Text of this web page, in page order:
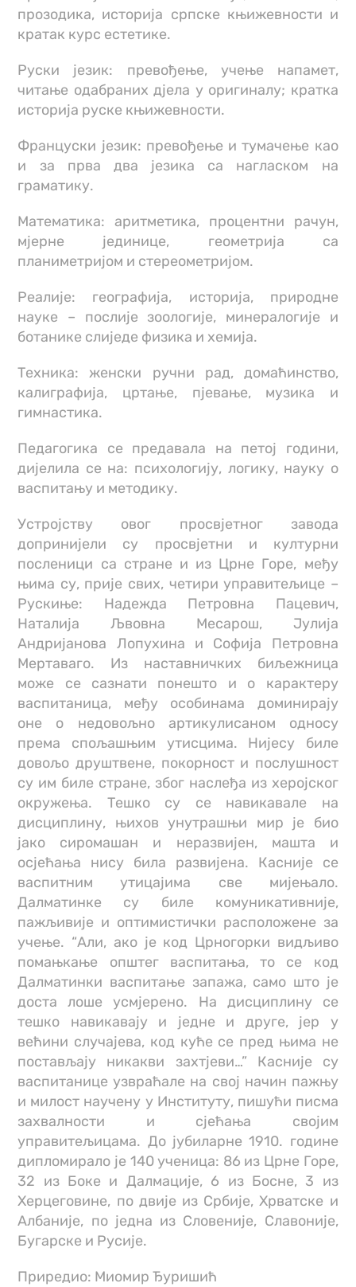
прозодика, историја српске књижевности и
кратак курс естетике.
Руски језик: превођење, учење напамет,
читање одабраних дјела у оригиналу; кратка
историја руске књижевности.
Француски језик: превођење и тумачење као
и за прва два језика са нагласком на
граматику.
Математика: аритметика, процентни рачун,
мјерне јединице, геометрија са
планиметријом и стереометријом.
Реалије: географија, историја, природне
науке – послије зоологије, минералогије и
ботанике слиједе физика и хемија.
Техника: женски ручни рад, домаћинство,
калиграфија, цртање, пјевање, музика и
гимнастика.
Педагогика се предавала на петој години,
дијелила се на: психологију, логику, науку о
васпитању и методику.
Устројству овог просвјетног завода
допринијели су просвјетни и културни
посленици са стране и из Црне Горе, међу
њима су, прије свих, четири управитељице –
Рускиње: Надежда Петровна Пацевич,
Наталија Љвовна Месарош, Јулија
Андријанова Лопухина и Софија Петровна
Мертаваго. Из наставничких биљежница
може се сазнати понешто и о карактеру
васпитаница, међу особинама доминирају
оне о недовољно артикулисаном односу
према спољашњим утисцима. Нијесу биле
довољо друштвене, покорност и послушност
су им биле стране, због наслеђа из херојског
окружења. Тешко су се навикавале на
дисциплину, њихов унутрашњи мир је био
јако сиромашан и неразвијен, машта и
осјећања нису била развијена. Касније се
васпитним утицајима све мијењало.
Далматинке су биле комуникативније,
пажљивије и оптимистички расположене за
учење. “Али, ако је код Црногорки видљиво
помањкање општег васпитања, то се код
Далматинки васпитање запажа, само што је
доста лоше усмјерено. На дисциплину се
тешко навикавају и једне и друге, јер у
већини случајева, код куће се пред њима не
постављају никакви захтјеви…” Касније су
васпитанице узвраћале на свој начин пажњу
и милост научену у Институту, пишући писма
захвалности и сјећања својим
управитељицама. До јубиларне 1910. године
дипломирало је 140 ученица: 86 из Црне Горе,
32 из Боке и Далмације, 6 из Босне, 3 из
Херцеговине, по двије из Србије, Хрватске и
Албаније, по једна из Словеније, Славоније,
Бугарске и Русије.
Приредио: Миомир Ђуришић